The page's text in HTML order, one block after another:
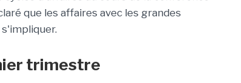
que les affaires avec les grandes
trimestre